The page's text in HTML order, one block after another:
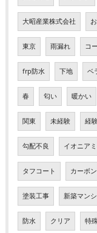
大昭産業株式会社
東京 雨漏れ コ
frp防水 下地 ベ
春 匂い 暖かい
関東 未経験 経
勾配不良 イオニア
タフコート カーボ
塗装工事 新築マン
防水 クリア 特